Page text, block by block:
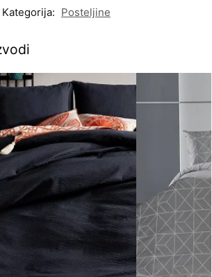
Kategorija: Posteljine